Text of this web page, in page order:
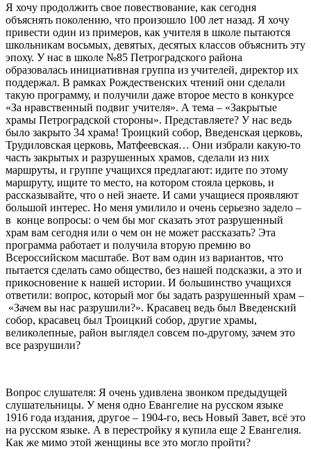
Я хочу продолжить свое повествование, как сегодня
объяснять поколению, что произошло 100 лет назад. Я хочу
привести один из примеров, как учителя в школе пытаются
школьникам восьмых, девятых, десятых классов объяснить эту
эпоху. У нас в школе №85 Петроградского района
образовалась инициативная группа из учителей, директор их
поддержал. В рамках Рождественских чтений они сделали
такую программу, и получили даже второе место в конкурсе
«За нравственный подвиг учителя». А тема – «Закрытые
храмы Петроградской стороны». Представляете? У нас ведь
было закрыто 34 храма! Троицкий собор, Введенская церковь,
Трудиловская церковь, Матфеевская… Они избрали какую-то
часть закрытых и разрушенных храмов, сделали из них
маршруты, и группе учащихся предлагают: идите по этому
маршруту, ищите то место, на котором стояла церковь, и
рассказывайте, что о ней знаете. И сами учащиеся проявляют
большой интерес. Но меня умилило и очень серьезно задело –
в конце вопросы: о чем бы мог сказать этот разрушенный
храм вам сегодня или о чем он не может рассказать? Эта
программа работает и получила вторую премию во
Всероссийском масштабе. Вот вам один из вариантов, что
пытается сделать само общество, без нашей подсказки, а это и
прикосновение к нашей истории. И большинство учащихся
ответили: вопрос, который мог бы задать разрушенный храм –
«Зачем вы нас разрушили?». Красавец ведь был Введенский
собор, красавец был Троицкий собор, другие храмы,
великолепные, район выглядел совсем по-другому, зачем это
все разрушили?
Вопрос слушателя: Я очень удивлена звонком предыдущей
слушательницы. У меня одно Евангелие на русском языке
1916 года издания, другое – 1904-го, весь Новый Завет, всё это
на русском языке. А в перестройку я купила еще 2 Евангелия.
Как же мимо этой женщины все это могло пройти?